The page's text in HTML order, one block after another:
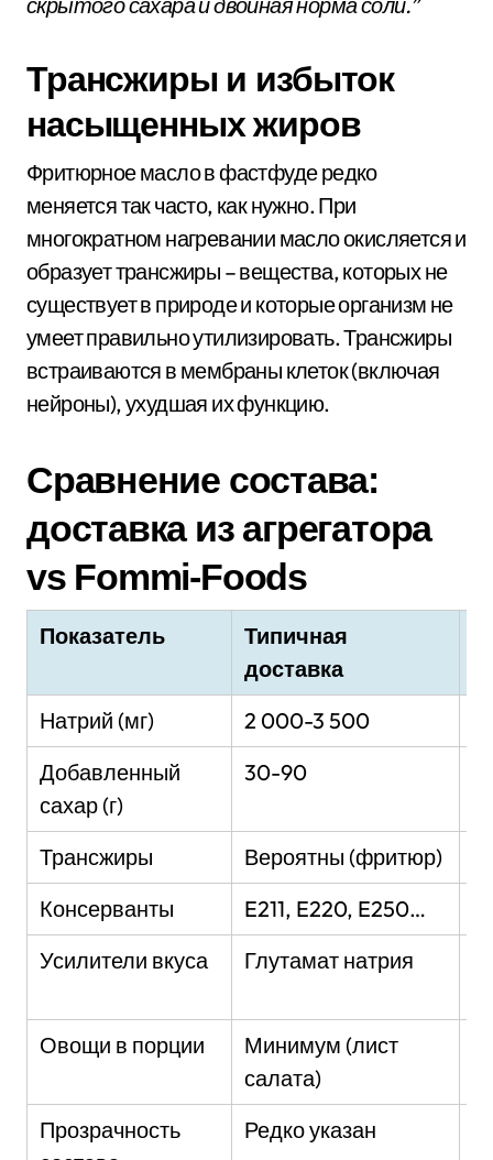
Трансжиры и избыток
насыщенных жиров
Фритюрное масло в фастфуде редко
меняется так часто, как нужно. При
многократном нагревании масло окисляется и
образует трансжиры – вещества, которых не
существует в природе и которые организм не
умеет правильно утилизировать. Трансжиры
встраиваются в мембраны клеток (включая
нейроны), ухудшая их функцию.
Сравнение состава:
доставка из агрегатора
vs Fommi-Foods
Показатель
Типичная
доставка
Натрий (мг)
2 000-3 500
Добавленный
сахар (г)
30-90
Трансжиры Вероятны (фритюр)
Консерванты
E211, E220, E250…
Усилители вкуса
Глутамат натрия
Овощи в порции
Минимум (лист
салата)
Прозрачность
Редко указан